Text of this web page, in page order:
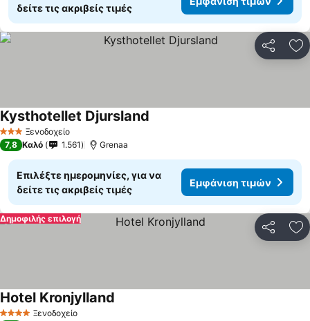
δείτε τις ακριβείς τιμές
3 ΑστέριαΞενοδοχείο
Kysthotellet Djursland
7,8 Καλό 1.561 Grenaa
Επιλέξτε ημερομηνίες, για να
δείτε τις ακριβείς τιμές
Εμφάνιση τιμών
Δημοφιλής επιλογή
4 ΑστέριαΞενοδοχείο
Hotel Kronjylland